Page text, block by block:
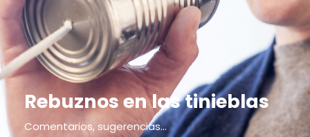
Rebuznos en las tinieblas
Comentarios, sugerencias...